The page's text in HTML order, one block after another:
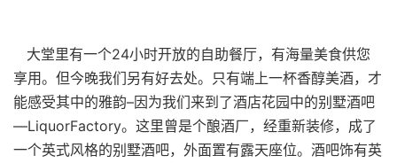
大堂里有一个24小时开放的自助餐厅，有海量美食供您
享用。但今晚我们另有好去处。只有端上一杯香醇美酒，才
能感受其中的雅韵–因为我们来到了酒店花园中的别墅酒吧
—LiquorFactory。这里曾是个酿酒厂，经重新装修，成了
一个英式风格的别墅酒吧，外面置有露天座位。酒吧饰有英